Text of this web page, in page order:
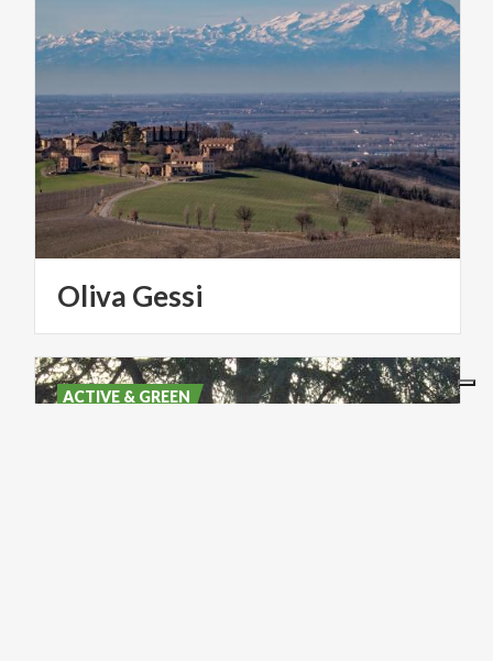
Oliva Gessi
ACTIVE & GREEN